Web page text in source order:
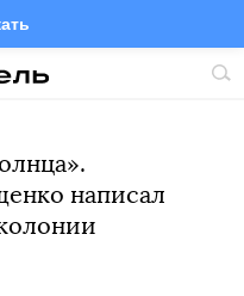
Twitter
написал